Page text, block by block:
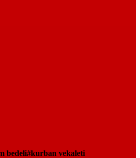
bedeli kurban vekaleti